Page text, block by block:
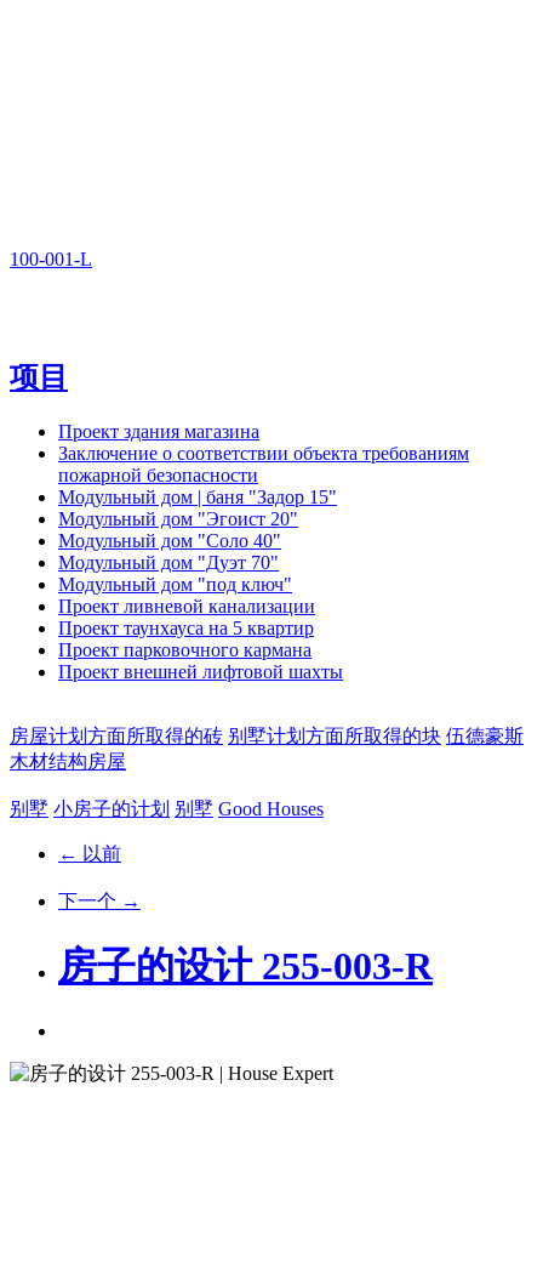
100-001-L
项目
Проект здания магазина
Заключение о соответствии объекта требованиям
пожарной безопасности
Модульный дом | баня "Задор 15"
Модульный дом "Эгоист 20"
Модульный дом "Соло 40"
Модульный дом "Дуэт 70"
Модульный дом "под ключ"
Проект ливневой канализации
Проект таунхауса на 5 квартир
Проект парковочного кармана
Проект внешней лифтовой шахты
房屋计划方面所取得的砖 别墅计划方面所取得的块 伍德豪斯
木材结构房屋
别墅 小房子的计划 别墅 Good Houses
← 以前
下一个 →
房子的设计 255-003-R